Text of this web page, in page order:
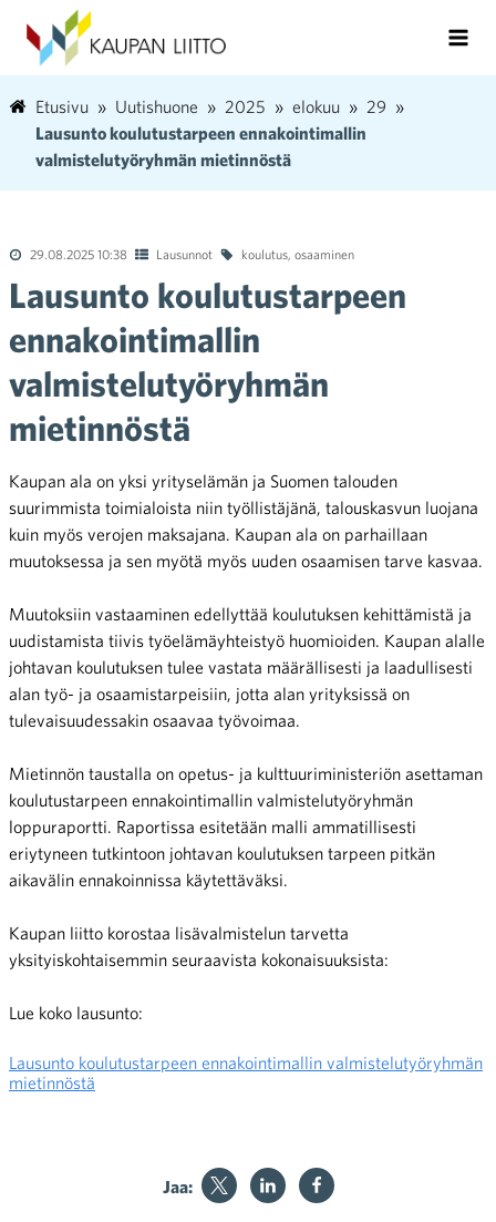
Etusivu Uutishuone 2025 elokuu
29
Lausunto koulutustarpeen ennakointimallin
valmistelutyöryhmän mietinnöstä
29.08.2025 10:38 Lausunnot koulutus, osaaminen
Lausunto koulutustarpeen
ennakointimallin
valmistelutyöryhmän
mietinnöstä
Kaupan ala on yksi yrityselämän ja Suomen talouden
suurimmista toimialoista niin työllistäjänä, talouskasvun luojana
kuin myös verojen maksajana. Kaupan ala on parhaillaan
muutoksessa ja sen myötä myös uuden osaamisen tarve kasvaa.
Muutoksiin vastaaminen edellyttää koulutuksen kehittämistä ja
uudistamista tiivis työelämäyhteistyö huomioiden. Kaupan alalle
johtavan koulutuksen tulee vastata määrällisesti ja laadullisesti
alan työ- ja osaamistarpeisiin, jotta alan yrityksissä on
tulevaisuudessakin osaavaa työvoimaa.
Mietinnön taustalla on opetus- ja kulttuuriministeriön asettaman
koulutustarpeen ennakointimallin valmistelutyöryhmän
loppuraportti. Raportissa esitetään malli ammatillisesti
eriytyneen tutkintoon johtavan koulutuksen tarpeen pitkän
aikavälin ennakoinnissa käytettäväksi.
Kaupan liitto korostaa lisävalmistelun tarvetta
yksityiskohtaisemmin seuraavista kokonaisuuksista:
Lue koko lausunto:
Lausunto koulutustarpeen ennakointimallin valmistelutyöryhmän
mietinnöstä
Jaa: